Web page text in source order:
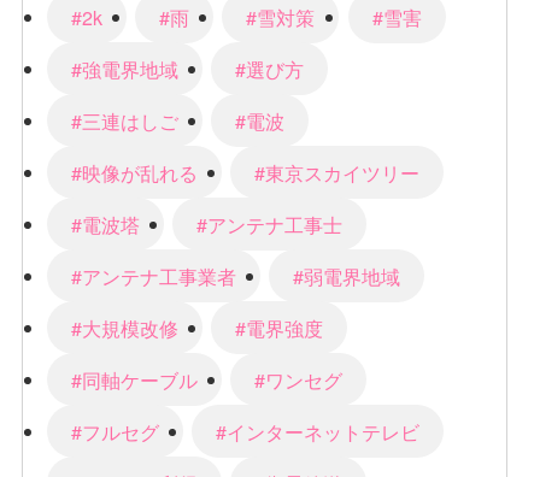
#2k #雨 #雪対策
#雪害
#強電界地域
#選び方
#三連はしご
#電波
#映像が乱れる
#東京スカイツリー
#電波塔
#アンテナ工事士
#アンテナ工事業者
#弱電界地域
#大規模改修
#電界強度
#同軸ケーブル
#ワンセグ
#フルセグ
#インターネットテレビ